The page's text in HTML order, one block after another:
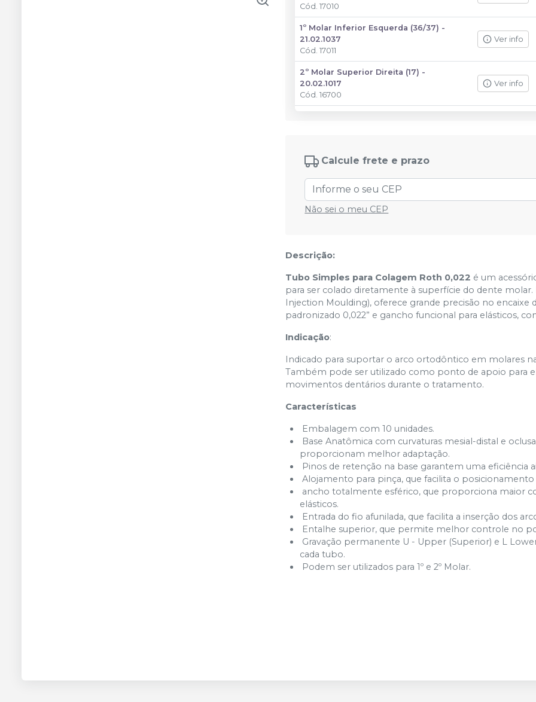
Cód.17010
1º Molar Inferior Esquerda (36/37) -
21.02.1037
Cód.17011
Ver info
2º Molar Superior Direita (17) -
20.02.1017
Cód.16700
Ver info
2º Molar Inferior Esquerda (37) -
Cód.
16702
2º Molar Inferior Direita (47) -
20.02.1047
Convers 1º Molar Superior Direita (16) -
20.02.1116
Cód.16704
Convers 1º Molar Superior Esquerda
(26) - 20.02.1126
Cód.16705
Ver info
Convers 1º Molar Inferior Esquerda (36)
Cód.16706
Convers 1º Molar Inferior Direita (46) -
Cód.16707
Calcule frete e prazo
Não sei o meu CEP
Descrição:
Tubo Simples para Colagem Roth 0,022 é um
para ser colado diretamente à superfície do dente
Injection Moulding), oferece grande precisão no
padronizado 0,022” e gancho funcional para elásticos,
Indicação:
Indicado para suportar o arco ortodôntico em molares
Também pode ser utilizado como ponto de apoio para
movimentos dentários durante o tratamento.
Características
Embalagem com 10 unidades.
Base Anatômica com curvaturas mesial-distal e
proporcionam melhor adaptação.
Pinos de retenção na base garantem uma eficiência
Alojamento para pinça, que facilita o
ancho totalmente esférico, que proporciona maior
elásticos.
Entrada do fio afunilada, que facilita a inserção dos
Entalhe superior, que permite melhor controle no
Gravação permanente U - Upper (Superior) e L
cada tubo.
Podem ser utilizados para 1º e 2º Molar.